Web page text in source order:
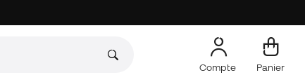
Compte Panier